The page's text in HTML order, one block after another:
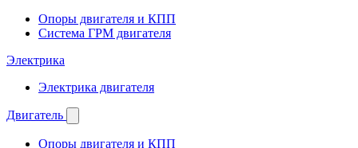
Опоры двигателя и КПП
Система ГРМ двигателя
Электрика
Электрика двигателя
Двигатель
Опоры двигателя и КПП